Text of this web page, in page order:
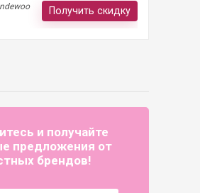
Получить скидку
и получайте
предложения от
брендов!